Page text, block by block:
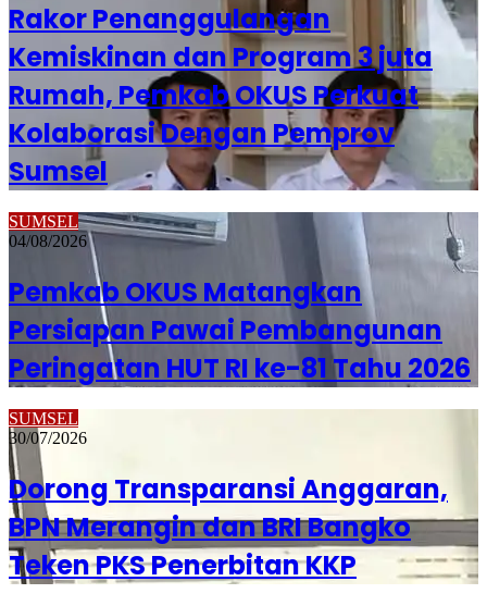
Rakor Penanggulangan
Kemiskinan dan Program 3 juta
Rumah, Pemkab OKUS Perkuat
Kolaborasi Dengan Pemprov
Sumsel
SUMSEL
04/08/2026
Pemkab OKUS Matangkan
Persiapan Pawai Pembangunan
Peringatan HUT RI ke-81 Tahu 2026
SUMSEL
30/07/2026
Dorong Transparansi Anggaran,
BPN Merangin dan BRI Bangko
Teken PKS Penerbitan KKP